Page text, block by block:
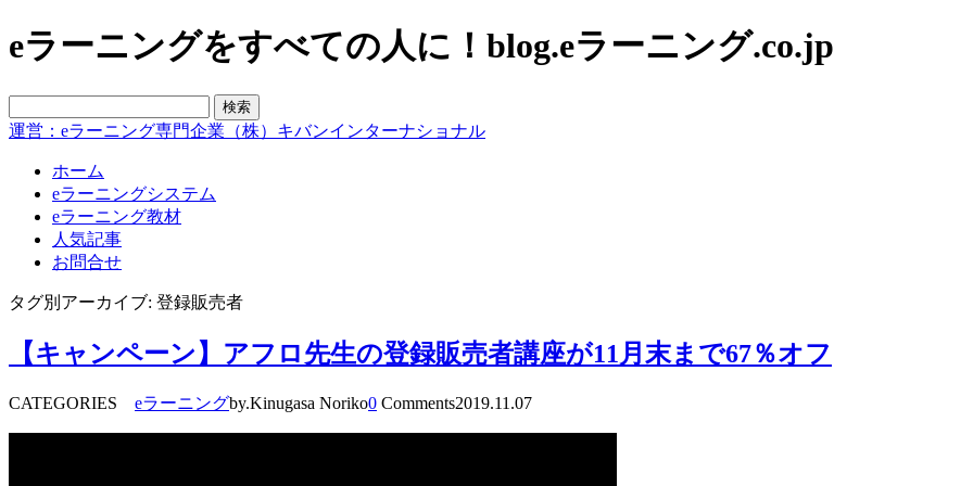
eラーニングをすべての人に！blog.eラーニング.co.jp
運営：eラーニング専門企業（株）キバンインターナショナル
ホーム
eラーニングシステム
eラーニング教材
人気記事
お問合せ
タグ別アーカイブ: 登録販売者
【キャンペーン】アフロ先生の登録販売者講座が11月末まで67％オフ
CATEGORIES eラーニングby.Kinugasa Noriko0 Comments2019.11.07